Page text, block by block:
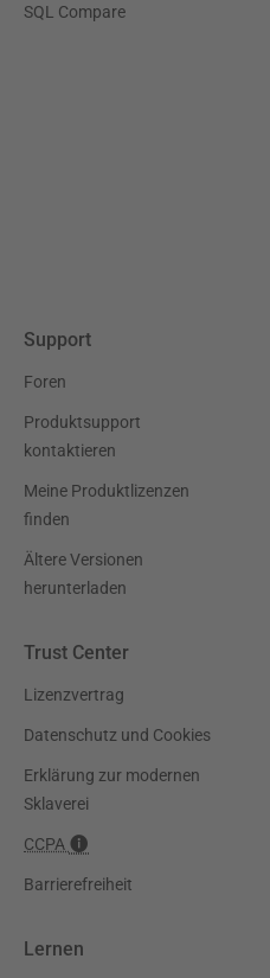
SQL Compare
Support
Foren
Produktsupport
kontaktieren
Meine Produktlizenzen
finden
Ältere Versionen
herunterladen
Trust Center
Lizenzvertrag
Datenschutz und Cookies
Erklärung zur modernen
Sklaverei
CCPA
Barrierefreiheit
Lernen